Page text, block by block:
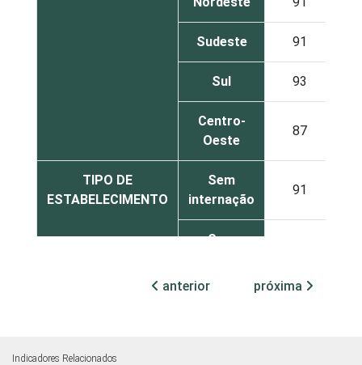
Sudeste 91
Sul 93
Centro-
Oeste
87
TIPO DE
ESTABELECIMENTO
Sem
internação
91
Com
anterior próxima
Indicadores Relacionados